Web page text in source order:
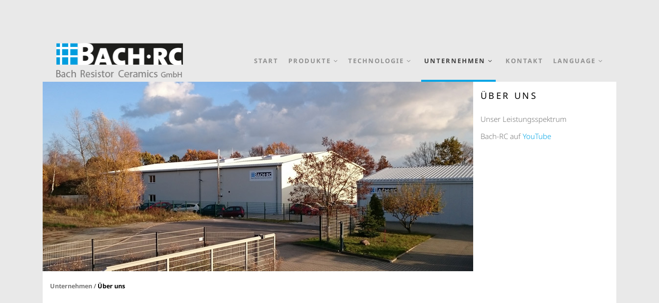
ÜBER UNS
Unser Leistungsspektrum
Bach-RC auf YouTube
START PRODUKTE TECHNOLOGIE UNTERNEHMEN KONTAKT LANGUAGE
Unternehmen / Über uns